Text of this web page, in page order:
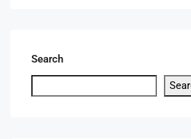
Search